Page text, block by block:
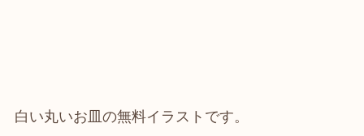
白い丸いお皿の無料イラストです。